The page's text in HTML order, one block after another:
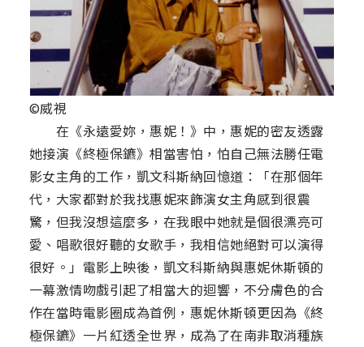
©威視
在《永遠愛妳，惠妮！》中，惠妮的密友透露
她接演《終極保鑣》相當害怕，怕自己無法勝任電
影女主角的工作，凱文科斯納回憶道：「在那個年
代，大家都對於我找惠妮來飾演女主角感到很震
驚，但我沒想這麼多，在我眼中她就是個很漂亮可
愛、唱歌很好聽的女歌手，我相信她絕對可以演得
很好。」電影上映後，凱文科斯納與惠妮休斯頓的
一幕激情吻戲引起了相當大的迴響，不分膚色的合
作在當時電影圈成為首例，惠妮休斯頓更因為《終
極保鑣》一片紅透全世界，成為了在南非取消種族